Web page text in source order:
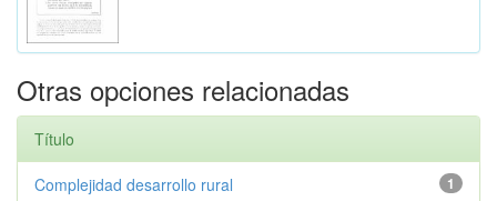
Otras opciones relacionadas
Título
1
Complejidad desarrollo rural